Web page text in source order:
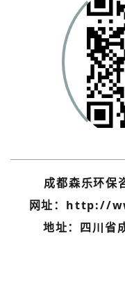
成都森乐环保
网址：http://
地址：四川省